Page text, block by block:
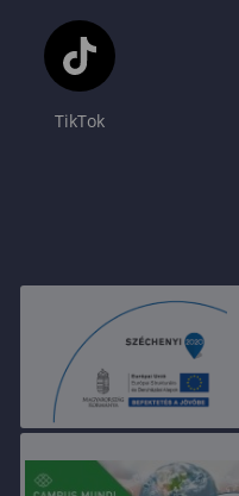
TikTok